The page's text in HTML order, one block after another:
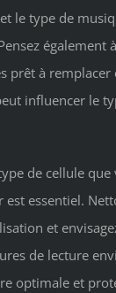
le type de
également
prêt à
influencer le
de cellule que
est essentiel.
et
de lecture
optimale et